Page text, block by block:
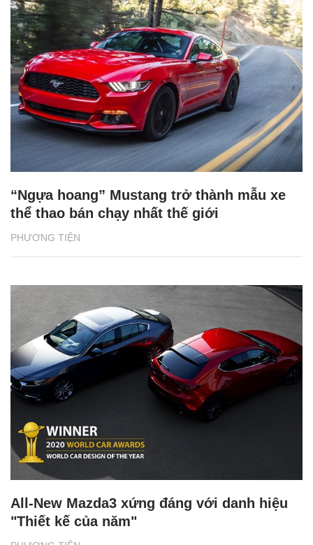
PHƯƠNG TIỆN
“Ngựa hoang” Mustang trở thành mẫu xe
thể thao bán chạy nhất thế giới
All-New Mazda3 xứng đáng với danh hiệu
"Thiết kế của năm"